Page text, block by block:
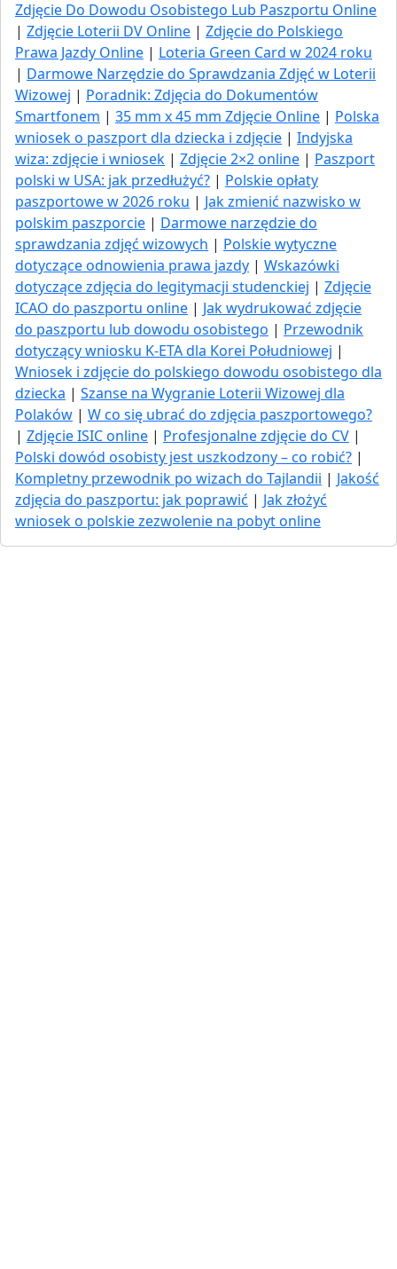
Zdjęcie Do Dowodu Osobistego Lub Paszportu Online
| Zdjęcie Loterii DV Online | Zdjęcie do Polskiego
Prawa Jazdy Online | Loteria Green Card w 2024 roku
| Darmowe Narzędzie do Sprawdzania Zdjęć w Loterii
Wizowej | Poradnik: Zdjęcia do Dokumentów
Smartfonem | 35 mm x 45 mm Zdjęcie Online | Polska
wniosek o paszport dla dziecka i zdjęcie | Indyjska
wiza: zdjęcie i wniosek | Zdjęcie 2×2 online | Paszport
polski w USA: jak przedłużyć​? | Polskie opłaty
paszportowe w 2026 roku | Jak zmienić nazwisko w
polskim paszporcie | Darmowe narzędzie do
sprawdzania zdjęć wizowych | Polskie wytyczne
dotyczące odnowienia prawa jazdy | Wskazówki
dotyczące zdjęcia do legitymacji studenckiej | Zdjęcie
ICAO do paszportu online | Jak wydrukować zdjęcie
do paszportu lub dowodu osobistego | Przewodnik
dotyczący wniosku K-ETA dla Korei Południowej |
Wniosek i zdjęcie do polskiego dowodu osobistego dla
dziecka | Szanse na Wygranie Loterii Wizowej dla
Polaków | W co się ubrać do zdjęcia paszportowego?
| Zdjęcie ISIC online | Profesjonalne zdjęcie do CV |
Polski dowód osobisty jest uszkodzony – co robić? |
Kompletny przewodnik po wizach do Tajlandii | Jakość
zdjęcia do paszportu: jak poprawić | Jak złożyć
wniosek o polskie zezwolenie na pobyt online